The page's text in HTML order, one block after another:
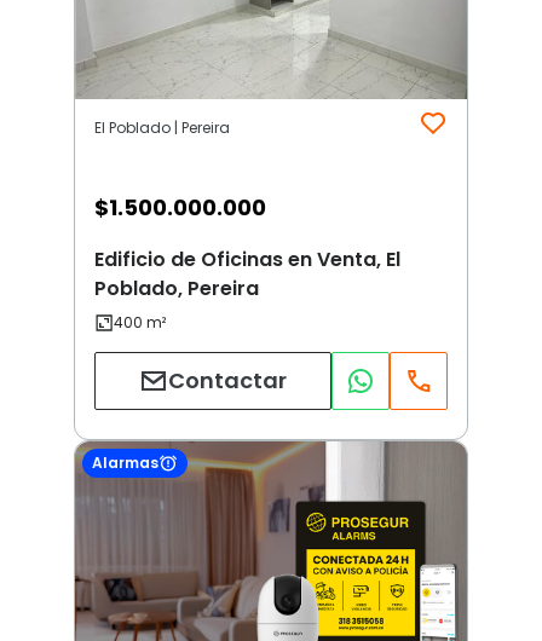
El Poblado | Pereira
$1.500.000.000
Edificio de Oficinas en Venta, El
Poblado, Pereira
Contactar
Alarmas